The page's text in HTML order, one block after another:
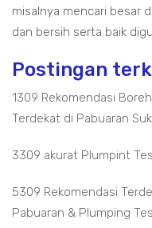
misalnya mencari besar
dan bersih serta baik
Postingan
1309 Rekomendasi
Terdekat di Pabuaran
3309 akurat Plumpint
5309 Rekomendasi
Pabuaran & Plumping